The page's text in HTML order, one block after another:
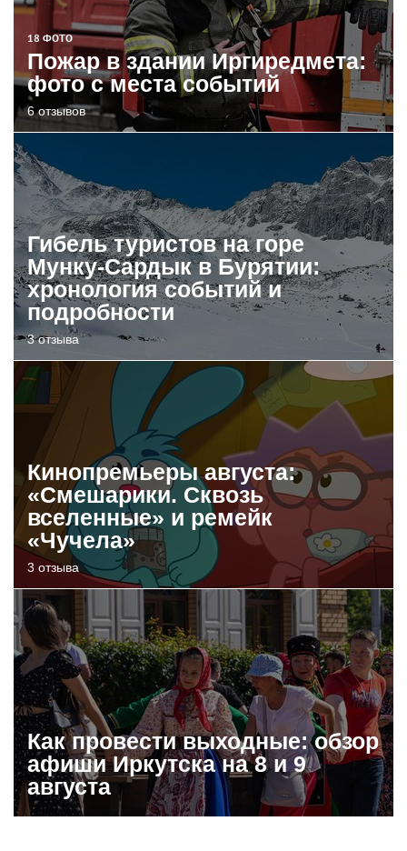
18 ФОТО
Пожар в здании Иргиредмета:
фото с места событий
6 отзывов
Гибель туристов на горе
Мунку-Сардык в Бурятии:
хронология событий и
подробности
3 отзыва
Кинопремьеры августа:
«Смешарики. Сквозь
вселенные» и ремейк
«Чучела»
3 отзыва
Как провести выходные: обзор
афиши Иркутска на 8 и 9
августа